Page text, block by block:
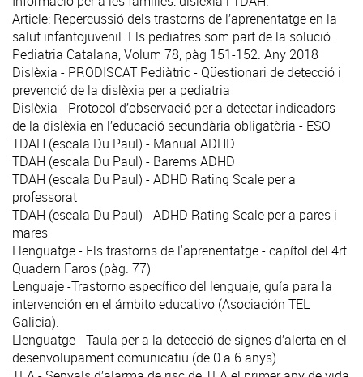
Article: Repercussió dels trastorns de l’aprenentatge en la
salut infantojuvenil. Els pediatres som part de la solució.
Pediatria Catalana, Volum 78, pàg 151-152. Any 2018
Dislèxia - PRODISCAT Pediàtric - Qüestionari de detecció i
prevenció de la dislèxia per a pediatria
Dislèxia - Protocol d’observació per a detectar indicadors
de la dislèxia en l’educació secundària obligatòria - ESO
TDAH (escala Du Paul) - Manual ADHD
TDAH (escala Du Paul) - Barems ADHD
TDAH (escala Du Paul) - ADHD Rating Scale per a
professorat
TDAH (escala Du Paul) - ADHD Rating Scale per a pares i
mares
Llenguatge - Els trastorns de l'aprenentatge - capítol del 4rt
Quadern Faros (pàg. 77)
Lenguaje -Trastorno específico del lenguaje, guía para la
intervención en el ámbito educativo (Asociación TEL
Galicia).
Llenguatge - Taula per a la detecció de signes d’alerta en el
desenvolupament comunicatiu (de 0 a 6 anys)